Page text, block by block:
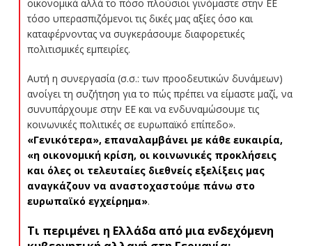
οικονομικά αλλά το πόσο πλούσιοι γινόμαστε στην ΕΕ
τόσο υπερασπιζόμενοι τις δικές μας αξίες όσο και
καταφέρνοντας να συγκεράσουμε διαφορετικές
πολιτισμικές εμπειρίες.
Αυτή η συνεργασία (σ.σ.: των προοδευτικών δυνάμεων)
ανοίγει τη συζήτηση για το πώς πρέπει να είμαστε μαζί, να
συνυπάρχουμε στην ΕΕ και να ενδυναμώσουμε τις
κοινωνικές πολιτικές σε ευρωπαϊκό επίπεδο».
«Γενικότερα», επαναλαμβάνει με κάθε ευκαιρία,
«η οικονομική κρίση, οι κοινωνικές προκλήσεις
και όλες οι τελευταίες διεθνείς εξελίξεις μας
αναγκάζουν να αναστοχαστούμε πάνω στο
ευρωπαϊκό εγχείρημα».
Τι περιμένει η Ελλάδα από μια ενδεχόμενη